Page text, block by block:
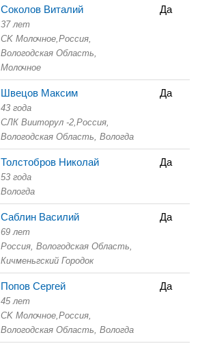
Соколов Виталий
37 лет
СK Молочное, Россия,
Вологодская Область,
Молочное
Да
Швецов Максим
43 года
СЛК Вииторул -2, Россия,
Вологодская Область, Вологда
Да
Толстобров Николай
53 года
Вологда
Да
Саблин Василий
69 лет
Россия, Вологодская Область,
Кичменьгский Городок
Да
Попов Сергей
45 лет
СK Молочное, Россия,
Вологодская Область, Вологда
Да